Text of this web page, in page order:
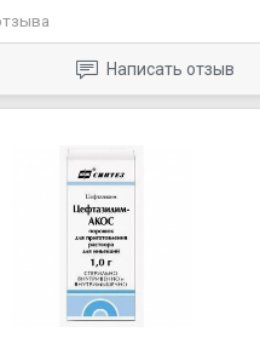
эмпиема
полостей);
отит, ангина, стоматит,
Написать отзыв